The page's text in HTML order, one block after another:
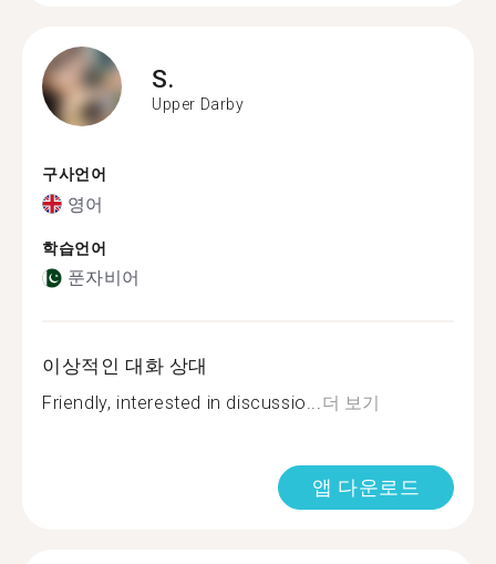
S.
Upper Darby
구사언어
영어
학습언어
푼자비어
이상적인 대화 상대
Friendly, interested in discussio...더 보기
앱 다운로드